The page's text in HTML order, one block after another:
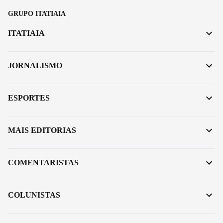
GRUPO ITATIAIA
ITATIAIA
JORNALISMO
ESPORTES
MAIS EDITORIAS
COMENTARISTAS
COLUNISTAS